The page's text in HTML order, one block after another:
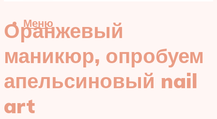
Меню
Оранжевый
маникюр, опробуем
апельсиновый nail
art